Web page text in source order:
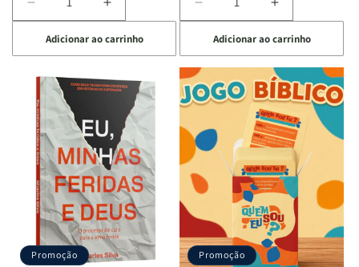
Diminuir
a
quantidade
de
Devocional
Quarto
de
Guerra
Isabelle
S.
Alves
Aumentar
a
quantidade
de
Devocional
Quarto
Guerra
Isabelle
S.
Alves
Adicionar ao carrinho
Diminuir
a
quantidade
de
Eu,
Minhas
Lutas
Internas
e
Deus
|
Identificando
Lutas
Emocionais
e
Aumentar
a
quantidade
de
Eu,
Minhas
Lutas
Internas
e
Deus
|
Identificando
as
Lutas
Emocionais
e
Adicionar ao carrinho
Promoção Promoção